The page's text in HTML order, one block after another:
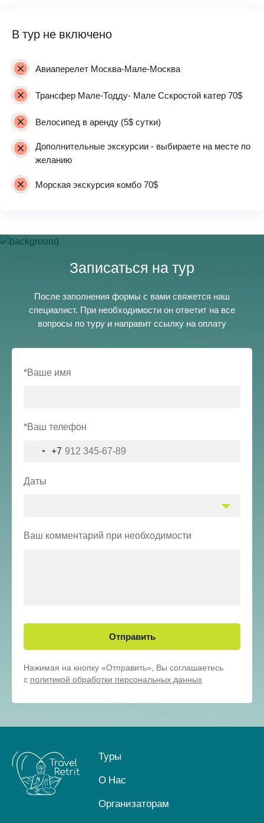
В тур не включено
Авиаперелет Москва-Мале-Москва
Трансфер Мале-Тодду- Мале Сскростой катер 70$
Велосипед в аренду (5$ сутки)
Дополнительные экскурсии - выбираете на месте по
желанию
Морская экскурсия комбо 70$
Записаться на тур
После заполнения формы с вами свяжется наш
специалист. При необходимости он ответит на все
вопросы по туру и направит ссылку на оплату
*Ваше имя
*Ваш телефон
Russia
+7
Даты
Ваш комментарий при необходимости
Отправить
Нажимая на кнопку «Отправить», Вы соглашаетесь
с политикой обработки персональных данных
Туры
О Нас
Организаторам